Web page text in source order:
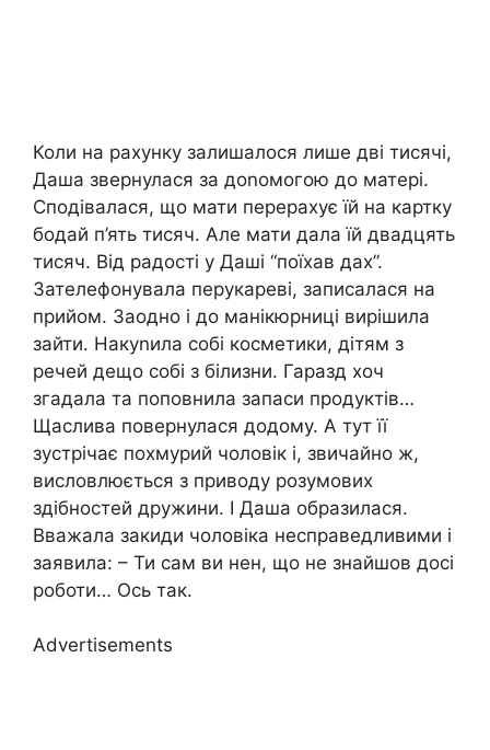
Коли на рахунку залишалося лише дві тисячі,
Даша звернулася за доnомогою до матері.
Сподівалася, що мати перерахує їй на картку
бодай п’ять тисяч. Але мати дала їй двадцять
тисяч. Від радості у Даші “поїхав дах”.
Зателефонувала перукареві, записалася на
прийом. Заодно і до манікюрниці вирішила
зайти. Накуnила собі косметики, дітям з
речей дещо собі з білизни. Гаразд хоч
згадала та поповнила запаси продуктів…
Щаслива повернулася додому. А тут її
зустрічає похмурий чоловік і, звичайно ж,
висловлюється з приводу розумових
здібностей дружини. І Даша образилася.
Вважала закиди чоловіка несправедливими і
заявила: – Ти сам ви нен, що не знайшов досі
роботи… Ось так.
Advertisements